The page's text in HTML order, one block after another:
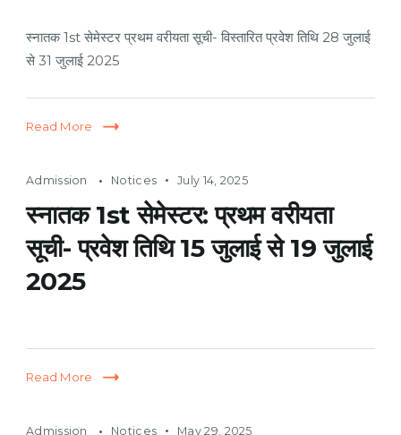
स्नातक 1st सेमेस्टर प्रथम वरीयता सूची- विस्तारित प्रवेश तिथि 28 जुलाई
से 31 जुलाई 2025
Read More
Admission Notices July 14, 2025
स्नातक 1st सेमेस्टर: प्रथम वरीयता
सूची- प्रवेश तिथि 15 जुलाई से 19 जुलाई
2025
Read More
Admission Notices May 29, 2025